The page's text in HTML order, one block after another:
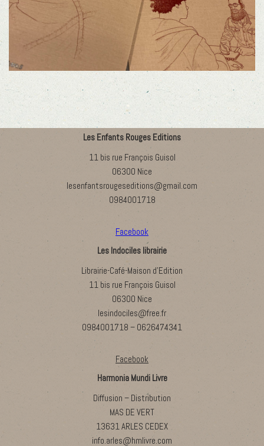
Les Enfants Rouges Editions
11 bis rue François Guisol
06300 Nice
lesenfantsrougeseditions@gmail.com
0984001718
Facebook
Les Indociles librairie
Librairie-Café-Maison d’Edition
11 bis rue François Guisol
06300 Nice
lesindociles@free.fr
0984001718 – 0626474341
Facebook
Harmonia Mundi Livre
Diffusion – Distribution
MAS DE VERT
13631 ARLES CEDEX
info.arles@hmlivre.com